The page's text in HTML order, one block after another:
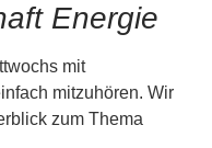
Energie
mit
mitzuhören. Wir
zum Thema